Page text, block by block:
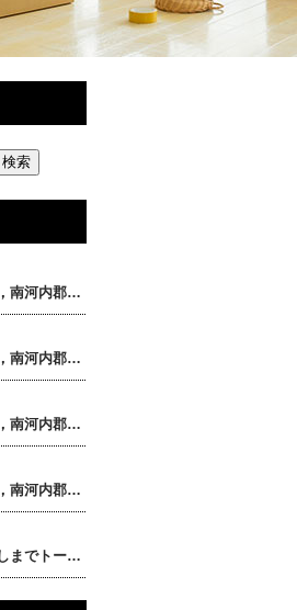
羽曳野市，富田林市，南河内郡，大阪 引越し, 大阪市 引越し, 大阪市24区 引越し, 不用品回収 大阪, 単身引越し 大阪, タワーマンション 引越し, IKEA家具 引越し
羽曳野市，富田林市，南河内郡，大阪 引越し, 大阪市 引越し, 大阪市24区 引越し, 不用品回収 大阪, 単身引越し 大阪, タワーマンション 引越し, IKEA家具 引越し
羽曳野市，富田林市，南河内郡，大阪 引越し, 大阪市 引越し, 大阪市24区 引越し, 不用品回収 大阪, 単身引越し 大阪, タワーマンション 引越し, IKEA家具 引越し
羽曳野市，富田林市，南河内郡，大阪 引越し, 大阪市 引越し, 大阪市24区 引越し, 不用品回収 大阪, 単身引越し 大阪, タワーマンション 引越し, IKEA家具 引越し
お家探しからお引越しまでトータルにお任せください！